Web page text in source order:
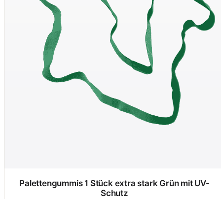
Palettengummis 1 Stück extra stark Grün mit UV-
Schutz